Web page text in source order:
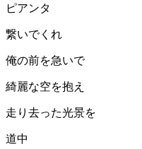
ピアンタ
繋いでくれ
俺の前を急いで
綺麗な空を抱え
走り去った光景を
道中